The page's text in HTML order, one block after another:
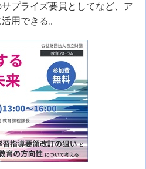
プライズ要員としてなど、ア
用できる。